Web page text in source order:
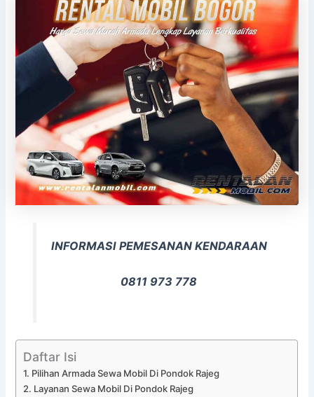
INFORMASI PEMESANAN KENDARAAN
0811 973 778
Daftar Isi
Pilihan Armada Sewa Mobil Di Pondok Rajeg
Layanan Sewa Mobil Di Pondok Rajeg